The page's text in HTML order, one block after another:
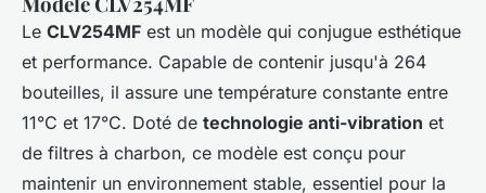
Le CLV254MF est un modèle qui conjugue esthétique
et performance. Capable de contenir jusqu'à 264
bouteilles, il assure une température constante entre
11°C et 17°C. Doté de technologie anti-vibration et
de filtres à charbon, ce modèle est conçu pour
maintenir un environnement stable, essentiel pour la